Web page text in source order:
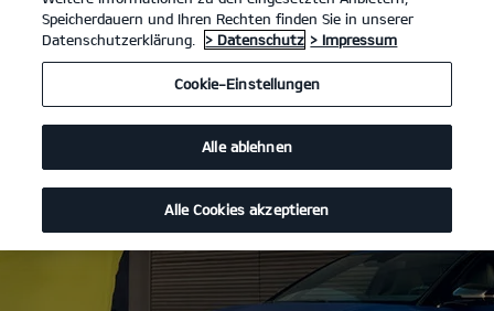
Speicherdauern und Ihren Rechten finden Sie in unserer
Datenschutzerklärung.
> Datenschutz > Impressum
Cookie-Einstellungen
Alle ablehnen
Alle Cookies akzeptieren